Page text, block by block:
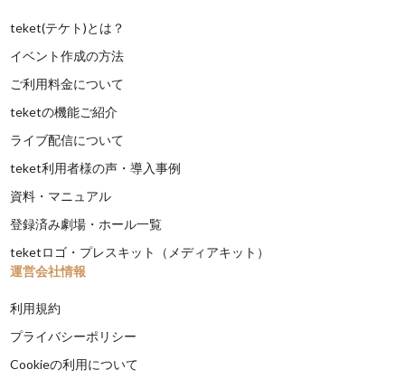
teket(テケト)とは？
イベント作成の方法
ご利用料金について
teketの機能ご紹介
ライブ配信について
teket利用者様の声・導入事例
資料・マニュアル
登録済み劇場・ホール一覧
teketロゴ・プレスキット（メディアキット）
運営会社情報
利用規約
プライバシーポリシー
Cookieの利用について